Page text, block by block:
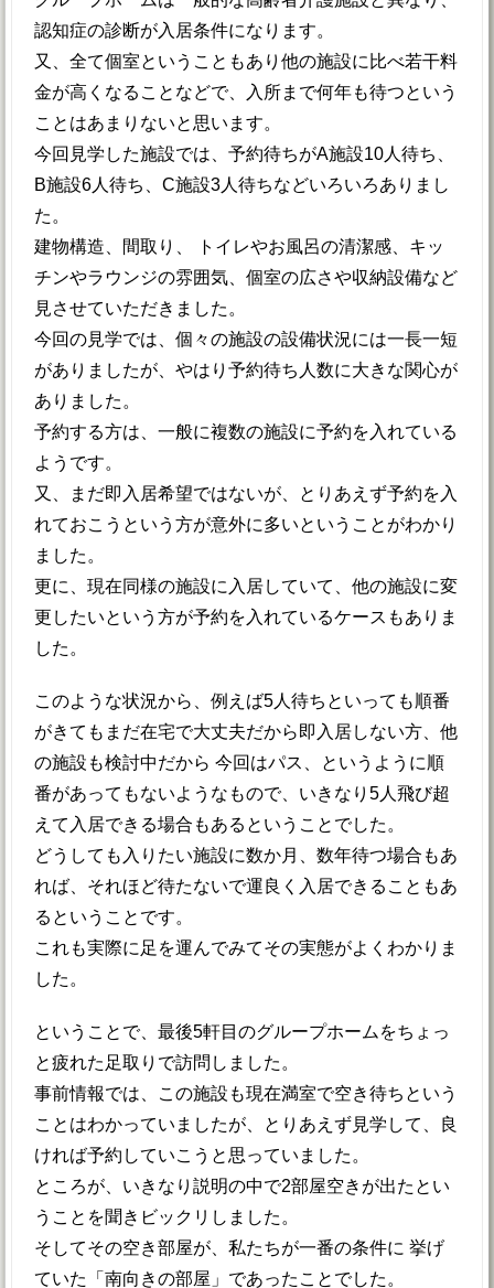
認知症の診断が入居条件になります。
又、全て個室ということもあり他の施設に比べ若干料
金が高くなることなどで、入所まで何年も待つという
ことはあまりないと思います。
今回見学した施設では、予約待ちがA施設10人待ち、
B施設6人待ち、C施設3人待ちなどいろいろありまし
た。
建物構造、間取り、 トイレやお風呂の清潔感、キッ
チンやラウンジの雰囲気、個室の広さや収納設備など
見させていただきました。
今回の見学では、個々の施設の設備状況には一長一短
がありましたが、やはり予約待ち人数に大きな関心が
ありました。
予約する方は、一般に複数の施設に予約を入れている
ようです。
又、まだ即入居希望ではないが、とりあえず予約を入
れておこうという方が意外に多いということがわかり
ました。
更に、現在同様の施設に入居していて、他の施設に変
更したいという方が予約を入れているケースもありま
した。
このような状況から、例えば5人待ちといっても順番
がきてもまだ在宅で大丈夫だから即入居しない方、他
の施設も検討中だから 今回はパス、というように順
番があってもないようなもので、いきなり5人飛び超
えて入居できる場合もあるということでした。
どうしても入りたい施設に数か月、数年待つ場合もあ
れば、それほど待たないで運良く入居できることもあ
るということです。
これも実際に足を運んでみてその実態がよくわかりま
した。
ということで、最後5軒目のグループホームをちょっ
と疲れた足取りで訪問しました。
事前情報では、この施設も現在満室で空き待ちという
ことはわかっていましたが、とりあえず見学して、良
ければ予約していこうと思っていました。
ところが、いきなり説明の中で2部屋空きが出たとい
うことを聞きビックリしました。
そしてその空き部屋が、私たちが一番の条件に 挙げ
ていた「南向きの部屋」であったことでした。